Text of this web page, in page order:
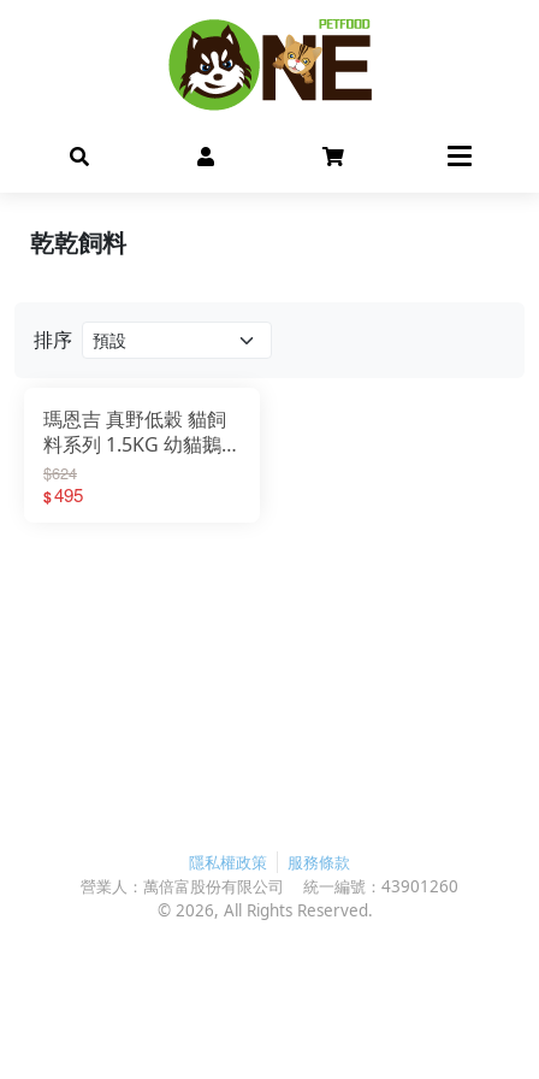
排序
瑪恩吉 真野低穀 貓飼
料系列 1.5KG 幼貓鵝
肉/成貓鯷魚/成貓兔肉
$624
$495
乾乾飼料
隱私權政策
服務條款
營業人： 萬倍富股份有限公司 統一編號： 43901260
© 2026, All Rights Reserved.